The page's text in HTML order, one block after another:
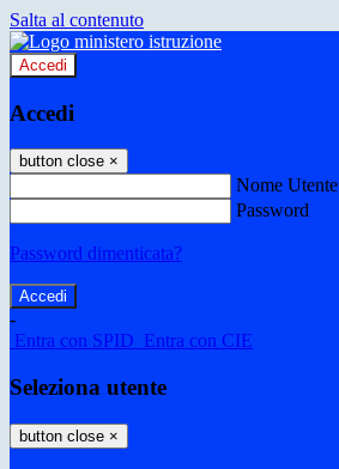
Salta al contenuto
Accedi
Accedi
button close ×
Nome Utente
Password
Password dimenticata?
-
Entra con SPID Entra con CIE
Seleziona utente
button close ×